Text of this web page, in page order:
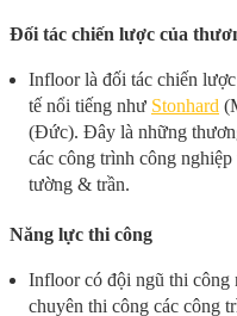
Đối tác chiến lược của
Infloor là đối tác chiến
tế nổi tiếng như Stonhard
(Đức). Đây là những
các công trình công nghiệp
tường & trần.
Năng lực thi công
Infloor có đội ngũ thi công
chuyên thi công các công